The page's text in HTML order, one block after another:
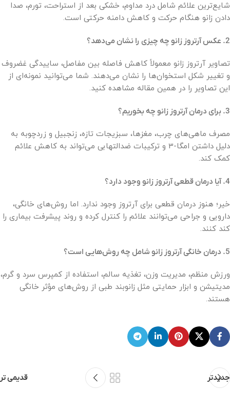
شایع‌ترین علائم شامل درد مداوم، خشکی بعد از استراحت، تورم، صدا
دادن زانو هنگام حرکت و کاهش دامنه حرکتی است.
2. عکس آرتروز زانو چه چیزی را نشان می‌دهد؟
تصاویر آرتروز زانو معمولاً کاهش فاصله بین مفاصل، ساییدگی غضروف
و تغییر شکل استخوان‌ها را نشان می‌دهند. شما می‌توانید نمونه‌ای از
این تصاویر را در همین مقاله مشاهده کنید.
3. برای درمان آرتروز زانو چه بخوریم؟
مصرف ماهی‌های چرب، مغزها، سبزیجات تازه، زنجبیل و زردچوبه به
دلیل داشتن امگا-3 و ترکیبات ضدالتهابی می‌تواند به کاهش علائم
کمک کند.
4. آیا درمان قطعی آرتروز زانو وجود دارد؟
خیر؛ هنوز درمان قطعی برای آرتروز وجود ندارد. اما روش‌های خانگی،
دارویی و جراحی می‌توانند علائم را کنترل کرده و روند پیشرفت بیماری را
کند کنند.
5. درمان خانگی آرتروز زانو شامل چه روش‌هایی است؟
ورزش منظم، مدیریت وزن، تغذیه سالم، استفاده از کمپرس سرد و گرم،
مدیتیشن و ابزار حمایتی مثل زانوبند طبی از روش‌های مؤثر خانگی
هستند.
جدیدتر قدیمی تر